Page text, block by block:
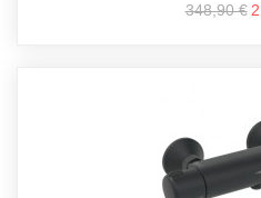
348,90 €